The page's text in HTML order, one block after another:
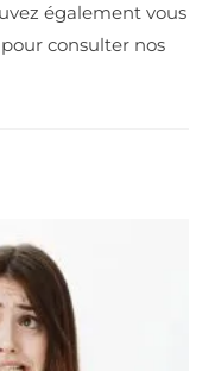
également vous
pour consulter nos